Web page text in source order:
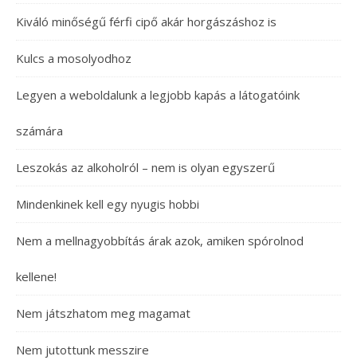
Kiváló minőségű férfi cipő akár horgászáshoz is
Kulcs a mosolyodhoz
Legyen a weboldalunk a legjobb kapás a látogatóink
számára
Leszokás az alkoholról – nem is olyan egyszerű
Mindenkinek kell egy nyugis hobbi
Nem a mellnagyobbítás árak azok, amiken spórolnod
kellene!
Nem játszhatom meg magamat
Nem jutottunk messzire